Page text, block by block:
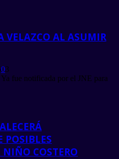
VELAZCO AL ASUMIR
03
fue notificada por el JNE para
POSIBLES
NIÑO COSTERO